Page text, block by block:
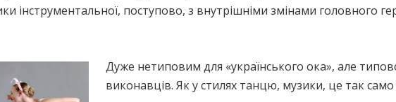
інструментальної, поступово, з внутрішніми змінами головного
Дуже нетиповим для «українського ока», але
виконавців. Як у стилях танцю, музики, це так само